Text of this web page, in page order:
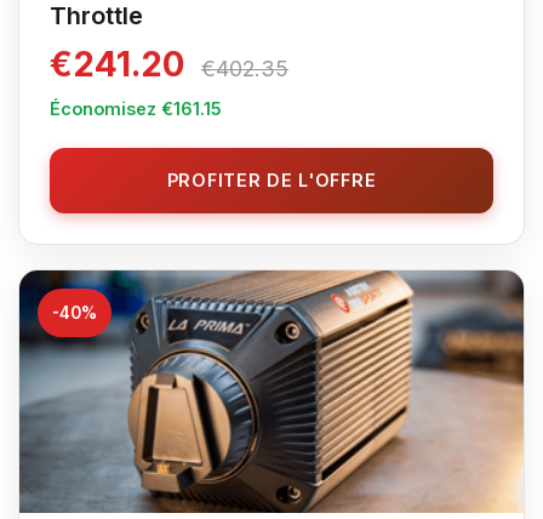
Throttle
€241.20 €402.35
Économisez €161.15
PROFITER DE L'OFFRE
-40%